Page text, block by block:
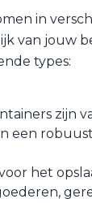
in
van jouw
types:
zijn
een
het